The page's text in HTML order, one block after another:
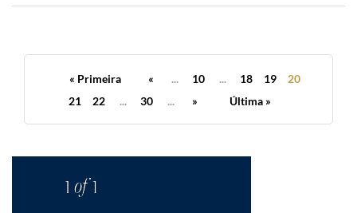
« Primeira « ... 10 ... 18 19
20
21
22 ... 30 ... » Última »